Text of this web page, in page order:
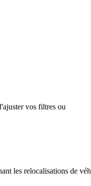
vos filtres ou
les relocalisations de